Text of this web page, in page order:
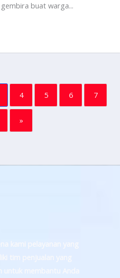
buat warga...
4 5 6 7
»
kami pelayanan yang
tim penjualan yang
membantu Anda